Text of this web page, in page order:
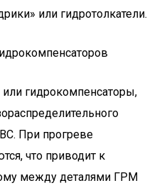
или гидротолкатели.
гидрокомпенсаторы,
При прогреве
что приводит к
между деталями ГРМ